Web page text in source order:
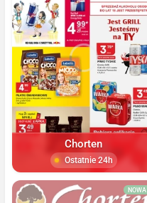
Chorten
Ostatnie 24h
NOWA